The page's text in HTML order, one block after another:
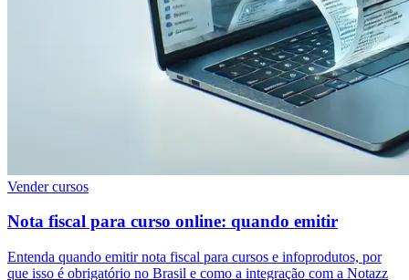
Vender cursos
Nota fiscal para curso online: quando emitir
Entenda quando emitir nota fiscal para cursos e infoprodutos, por
que isso é obrigatório no Brasil e como a integração com a Notazz